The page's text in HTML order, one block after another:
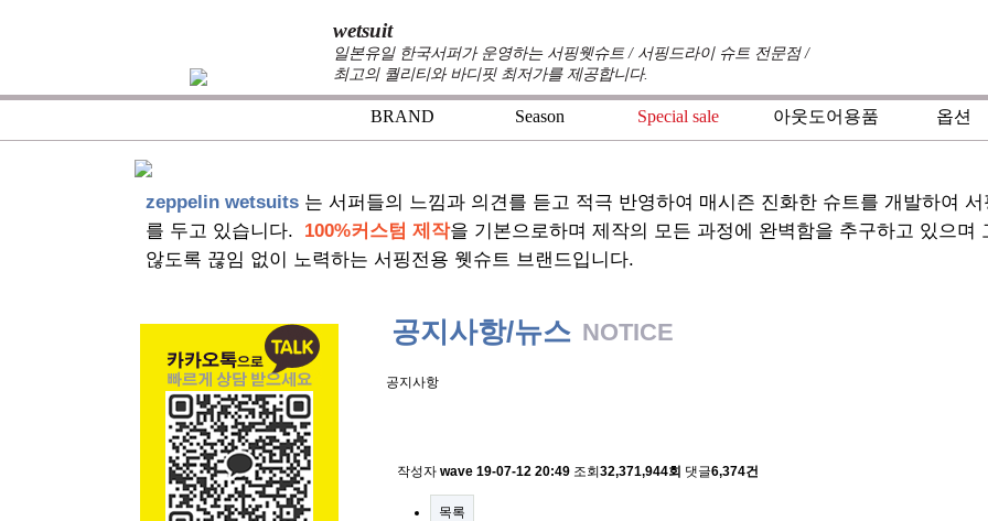
wetsuit
일본유일 한국서퍼가 운영하는 서핑웻슈트 / 서핑드라이 슈트 전문점 /
최고의 퀄리티와 바디핏 최저가를 제공합니다.
+
BRAND
+
Season
+
Special sale
+
아웃도어용품 옵션
zeppelin wetsuits 는 서퍼들의 느낌과 의견를 듣고 적극 반영하여 매시즌 진화한 슈트를 개발하여
를 두고 있습니다. 100%커스텀 제작을 기본으로하며 제작의 모든 과정에 완벽함을 추구하고 있으며
않도록 끊임 없이 노력하는 서핑전용 웻슈트 브랜드입니다.
공지사항/뉴스 NOTICE
공지사항
작성자 wave 19-07-12 20:49 조회 32,371,944회 댓글6,374건
목록